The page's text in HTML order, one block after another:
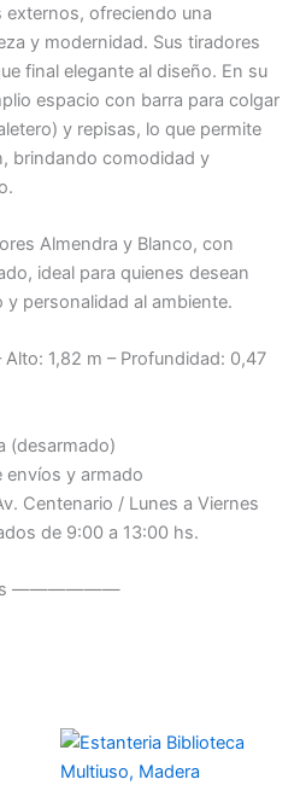
ofreciendo una
y modernidad. Sus tiradores
final elegante al diseño. En su
espacio con barra para colgar
y repisas, lo que permite
brindando comodidad y
Almendra y Blanco, con
ideal para quienes desean
personalidad al ambiente.
1,82 m – Profundidad: 0,47
(desarmado)
envíos y armado
Centenario / Lunes a Viernes
de 9:00 a 13:00 hs.
——————